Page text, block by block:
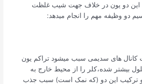
این دو یون در خلاف جهت شیب غلظت
دو وظیفه مهم را انجام میدهد:
کانال های سدیمی سبب میشود تراکم یون
بیشتر شده،کلر را از محیط خارج به
ترکیب این دو (که نمک است) سبب جذب